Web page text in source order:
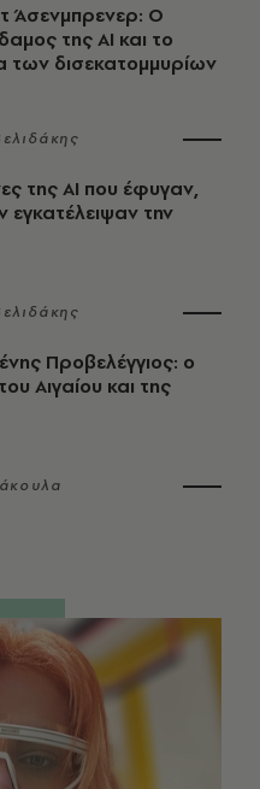
Άσενμπρενερ: Ο
της AI και το
των δισεκατομμυρίων
της ΑΙ που έφυγαν,
εγκατέλειψαν την
Προβελέγγιος: ο
Αιγαίου και της